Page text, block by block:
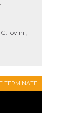
TERMINATE